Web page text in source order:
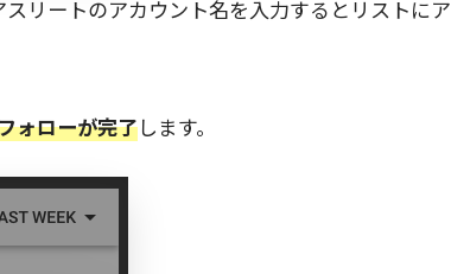
リートのアカウント名を入力するとリストにア
ォローが完了します。